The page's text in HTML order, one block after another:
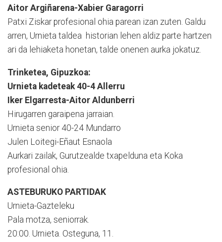
Aitor Argiñarena-Xabier Garagorri
Patxi Ziskar profesional ohia parean izan zuten. Galdu
arren, Urnieta taldea historian lehen aldiz parte hartzen
ari da lehiaketa honetan, talde onenen aurka jokatuz.
Trinketea, Gipuzkoa:
Urnieta kadeteak 40-4 Allerru
Iker Elgarresta-Aitor Aldunberri
Hirugarren garaipena jarraian.
Urnieta senior 40-24 Mundarro
Julen Loitegi-Eñaut Esnaola
Aurkari zailak, Gurutzealde txapelduna eta Koka
profesional ohia.
ASTEBURUKO PARTIDAK
Urnieta-Gazteleku
Pala motza, seniorrak.
20:00. Urnieta. Osteguna, 11.